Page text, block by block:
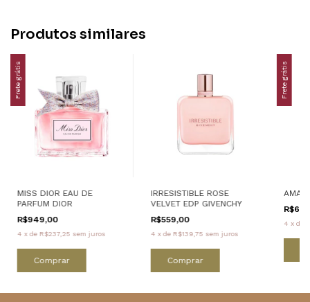
Produtos similares
Frete grátis
MISS DIOR EAU DE
PARFUM DIOR
R$949,00
4 xde R$237,25 sem juros
Comprar
IRRESISTIBLE ROSE
VELVET EDP GIVENCHY
R$559,00
4 xde R$139,75 sem juros
Comprar
Frete grátis
4 x de